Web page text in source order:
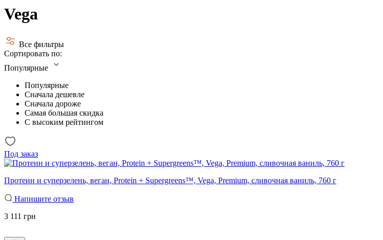
Vega
Все фильтры
Сортировать по:
Популярные
Популярные
Сначала дешевле
Сначала дороже
Самая большая скидка
С высоким рейтингом
Под заказ
Протеин и суперзелень, веган, Protein + Supergreens™, Vega, Premium, сливочная ваниль, 760 г
Напишите отзыв
3 111 грн